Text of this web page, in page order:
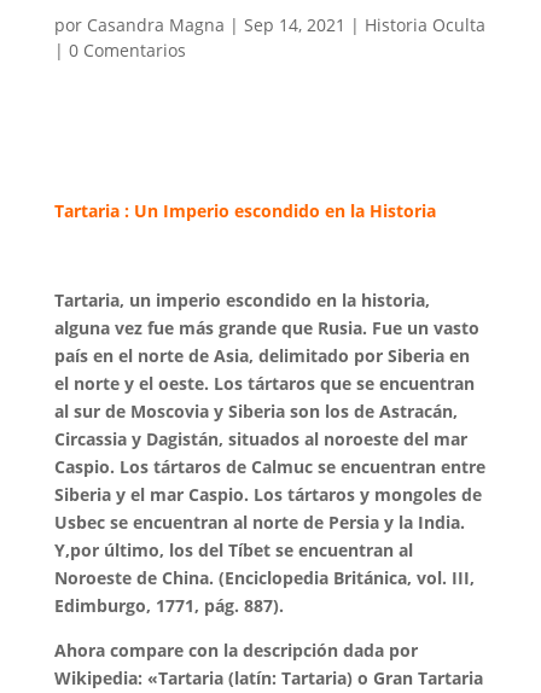
por Casandra Magna | Sep 14, 2021 | Historia Oculta
| 0 Comentarios
Tartaria : Un Imperio escondido en la Historia
Tartaria, un imperio escondido en la historia,
alguna vez fue más grande que Rusia. Fue un vasto
país en el norte de Asia, delimitado por Siberia en
el norte y el oeste. Los tártaros que se encuentran
al sur de Moscovia y Siberia son los de Astracán,
Circassia y Dagistán, situados al noroeste del mar
Caspio. Los tártaros de Calmuc se encuentran entre
Siberia y el mar Caspio. Los tártaros y mongoles de
Usbec se encuentran al norte de Persia y la India.
Y,por último, los del Tíbet se encuentran al
Noroeste de China. (Enciclopedia Británica, vol. III,
Edimburgo, 1771, pág. 887).
Ahora compare con la descripción dada por
Wikipedia: «Tartaria (latín: Tartaria) o Gran Tartaria